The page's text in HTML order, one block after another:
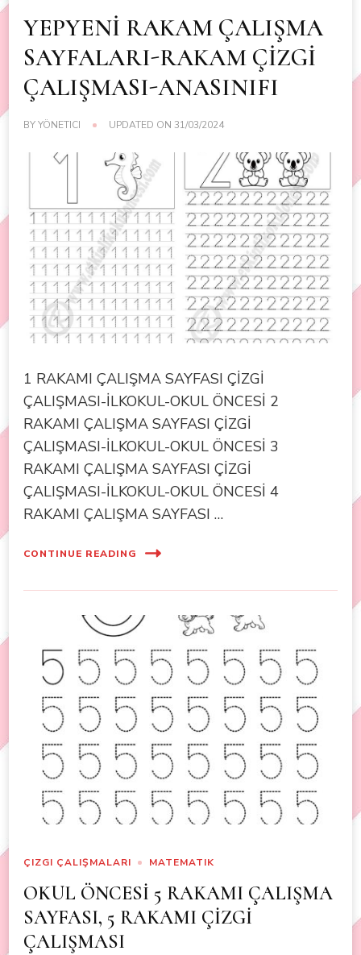
YEPYENİ RAKAM ÇALIŞMA
SAYFALARI-RAKAM ÇİZGİ
ÇALIŞMASI-ANASINIFI
BYYÖNETICI UPDATED ON 31/03/2024
1 RAKAMI ÇALIŞMA SAYFASI ÇİZGİ
ÇALIŞMASI-İLKOKUL-OKUL ÖNCESİ 2
RAKAMI ÇALIŞMA SAYFASI ÇİZGİ
ÇALIŞMASI-İLKOKUL-OKUL ÖNCESİ 3
RAKAMI ÇALIŞMA SAYFASI ÇİZGİ
ÇALIŞMASI-İLKOKUL-OKUL ÖNCESİ 4
RAKAMI ÇALIŞMA SAYFASI …
CONTINUE READING
ÇIZGI ÇALIŞMALARI MATEMATIK
OKUL ÖNCESİ 5 RAKAMI ÇALIŞMA
SAYFASI, 5 RAKAMI ÇİZGİ
ÇALIŞMASI